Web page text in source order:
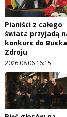
Pianiści z całego
świata przyjadą
konkurs do
Zdroju
2026.08.06 16:15